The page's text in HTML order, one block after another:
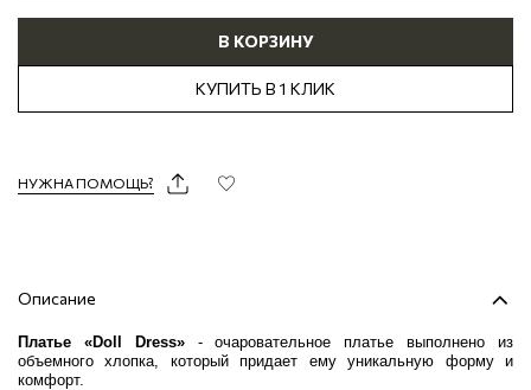
В КОРЗИНУ
КУПИТЬ В 1 КЛИК
НУЖНА ПОМОЩЬ?
Описание
Платье «Doll Dress»- очаровательное платье выполнено из
объемного хлопка, который придает ему уникальную форму и
комфорт.